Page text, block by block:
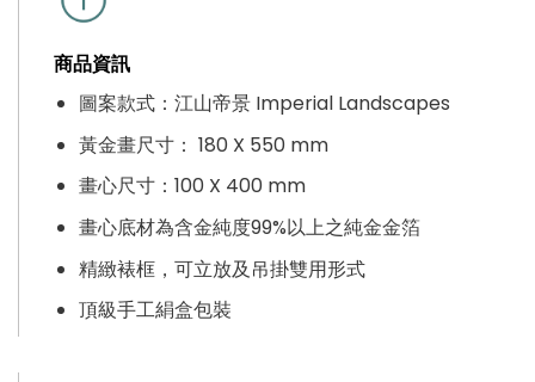
商品資訊
圖案款式：江山帝景 Imperial Landscapes
黃金畫尺寸： 180 X 550 mm
畫心尺寸：100 X 400 mm
畫心底材為含金純度99%以上之純金金箔
精緻裱框，可立放及吊掛雙用形式
頂級手工絹盒包裝